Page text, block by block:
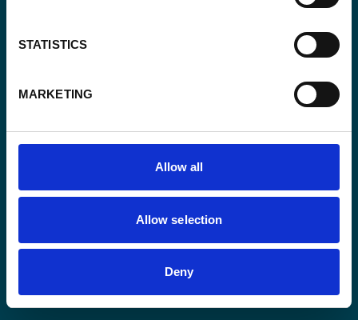
STATISTICS
MARKETING
Allow all
Allow selection
Deny